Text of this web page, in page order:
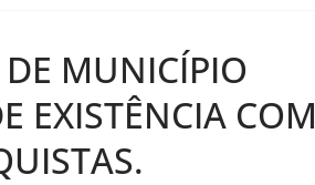
MUNICÍPIO
EXISTÊNCIA COM